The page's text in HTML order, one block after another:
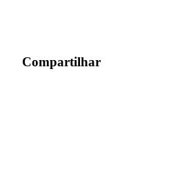
Compartilhar